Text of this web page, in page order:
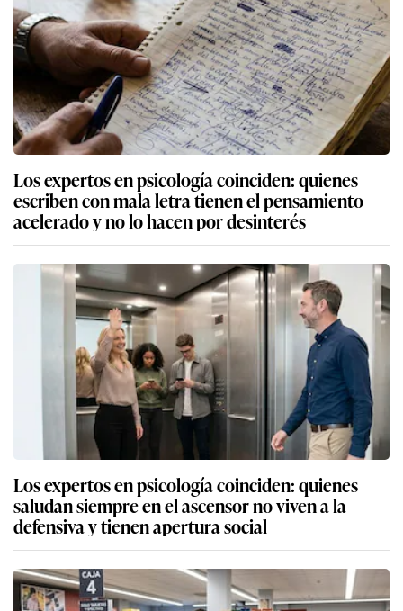
Los expertos en psicología coinciden: quienes
escriben con mala letra tienen el pensamiento
acelerado y no lo hacen por desinterés
Los expertos en psicología coinciden: quienes
saludan siempre en el ascensor no viven a la
defensiva y tienen apertura social